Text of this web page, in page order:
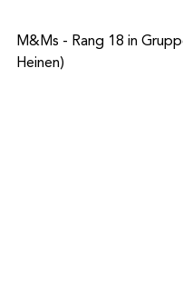
M&Ms - Rang 18 in
Heinen)